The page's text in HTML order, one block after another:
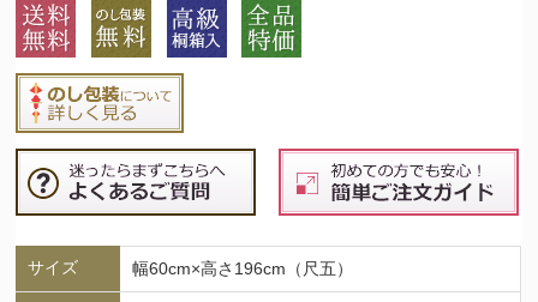
サイズ 幅60cm×高さ196cm（尺五）